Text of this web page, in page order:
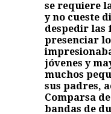
se requiere
y no cueste
despedir las
presenciar
jóvenes y
muchos
sus padres,
Comparsa
bandas de